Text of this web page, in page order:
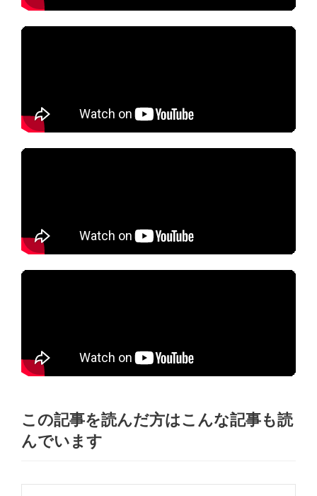
この記事を読んだ方はこんな記事も読
んでいます